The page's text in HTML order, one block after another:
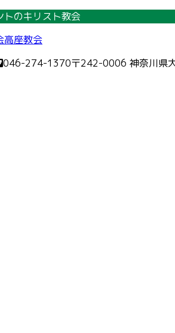
のキリスト教会
046-274-1370〒242-0006 神奈川県